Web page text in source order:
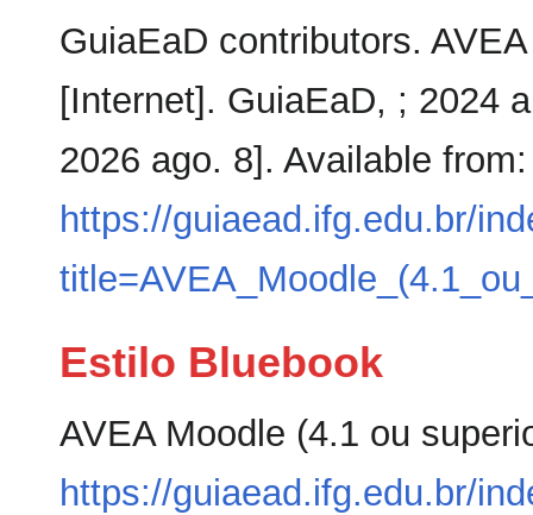
GuiaEaD contributors.
[Internet]. GuiaEaD, ; 2024
2026 ago. 8]. Available from:
https://guiaead.ifg.edu.br/
Estilo Bluebook
AVEA Moodle (4.1 ou
https://guiaead.ifg.edu.br/